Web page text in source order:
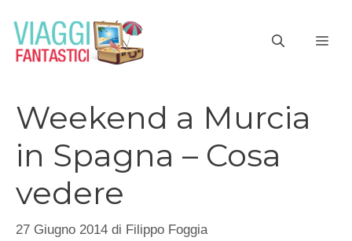
contenuto
Weekend a Murcia
in Spagna – Cosa
vedere
27 Giugno 2014 di Filippo Foggia